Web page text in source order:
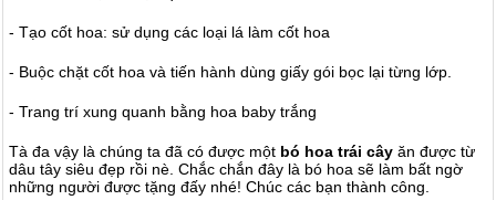
- Tạo cốt hoa: sử dụng các loại lá làm cốt hoa
- Buộc chặt cốt hoa và tiến hành dùng giấy gói bọc lại từng lớp.
- Trang trí xung quanh bằng hoa baby trắng
Tà đa vậy là chúng ta đã có được một bó hoa trái cây ăn được từ
dâu tây siêu đẹp rồi nè. Chắc chắn đây là bó hoa sẽ làm bất ngờ
những người được tặng đấy nhé! Chúc các bạn thành công.